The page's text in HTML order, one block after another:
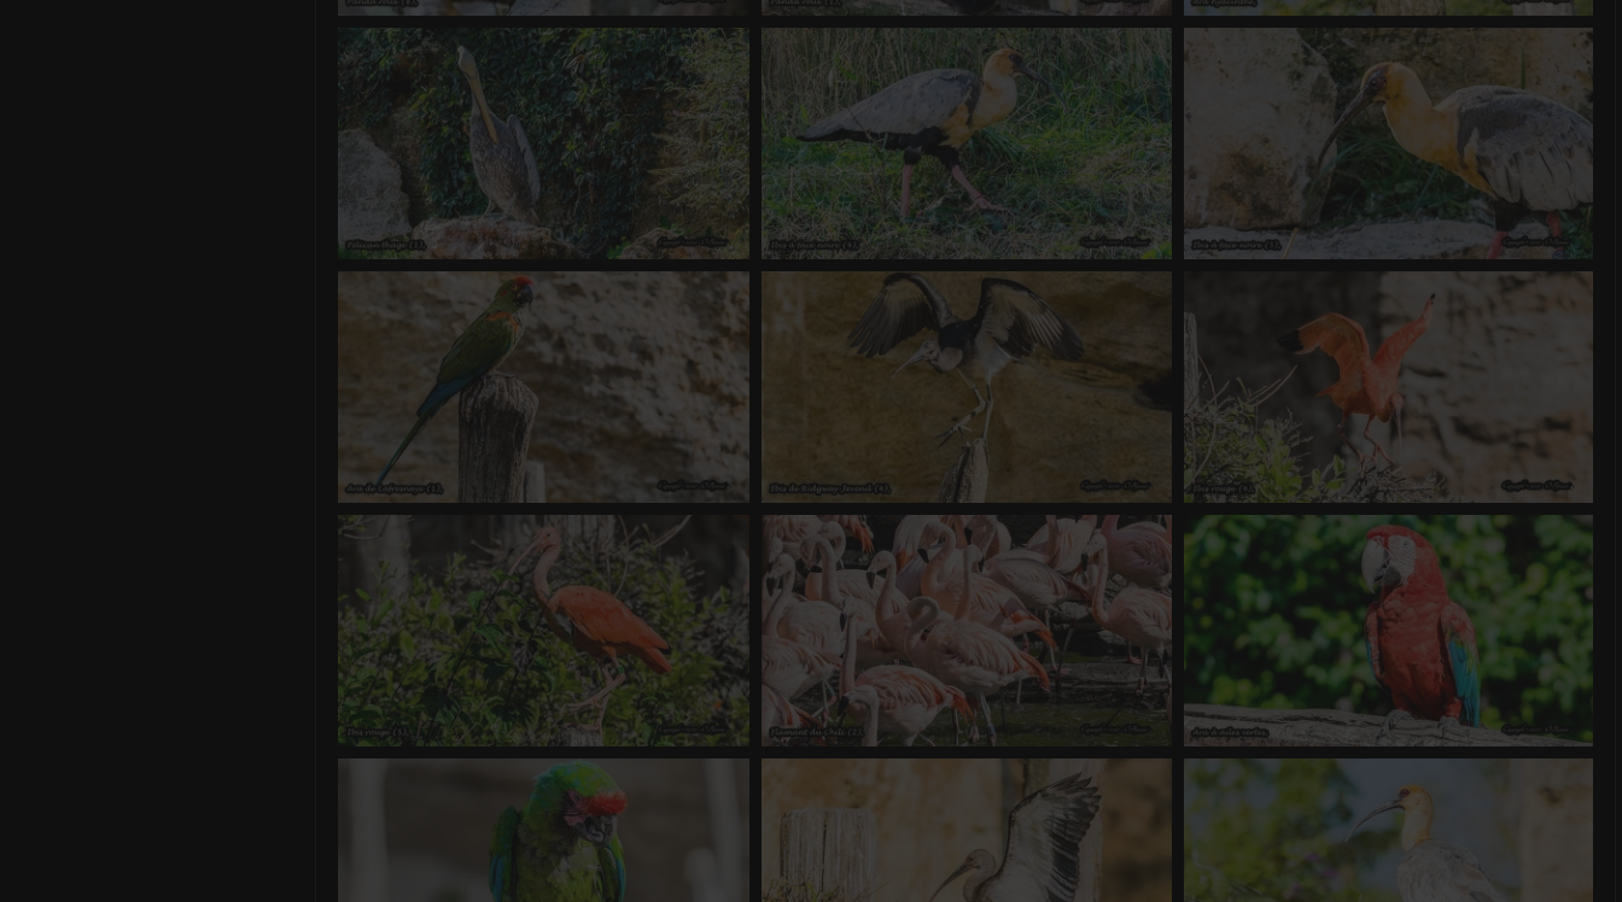
Panda roux (8)
0 commentaire
vue 1904 fois Score 4.18
Panda roux (1)
0 commentaire
vue 2089 fois Score 4.18
Ara hyacinthe
0 commentaire - vue 1661 fois
Pélican thage (1)
0 commentaire
vue 1631 fois
Ibis à face noire (4)
0 commentaire- vue 2089 fois -
Ibis à face noire (5)
vue 1266 fois Score 4.18
Ara de Lafresnaye (1)
0 commentaire
vue 1422 fois Score 4.61
Ibis de Ridgway-Juvenil (4)
0 commentaire
vue 1229 fois- Score 4.42
Ibis rouge (4)
0 commentaire
vue 1162 fois Score 4.42
Ibis rouge (5)
vue 1207 fois
Flamant du Chili (2)
Score 4.61
Perroquet de la carabée
0 commentaire